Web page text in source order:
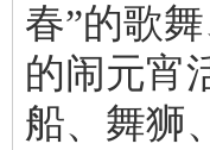
春”的歌
的闹元宵
船、舞狮